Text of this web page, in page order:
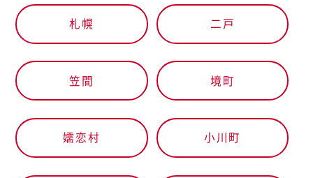
札幌 二戸
笠間 境町
嬬恋村 小川町